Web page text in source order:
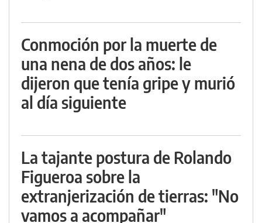
Conmoción por la muerte de
una nena de dos años: le
dijeron que tenía gripe y murió
al día siguiente
La tajante postura de Rolando
Figueroa sobre la
extranjerización de tierras: "No
vamos a acompañar"